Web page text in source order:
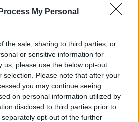
My Personal
the sale, sharing to third parties, or
or sensitive information for
us, please use the below opt-out
selection. Please note that after your
you may continue seeing
on personal information utilized by
disclosed to third parties prior to
opt-out of the further
και μπορούν από την επόμενη
την προσωρινή άδεια
τους και να οδηγήσουν το
να περιμένουν τέσσερις
το δίπλωμα όπως συνέβαινε στο